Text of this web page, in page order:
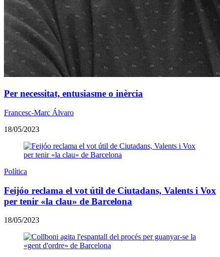
Per necessitat, entusiasme o inèrcia
Francesc-Marc Álvaro
18/05/2023
Política
Feijóo reclama el vot útil de Ciutadans, Valents i Vox
per tenir «la clau» de Barcelona
18/05/2023